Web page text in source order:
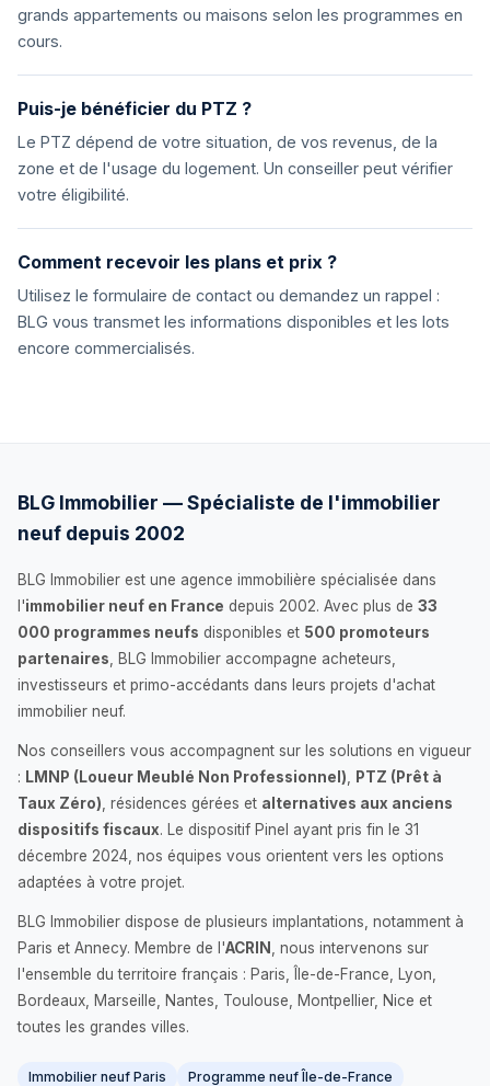
grands appartements ou maisons selon les programmes en
cours.
Puis-je bénéficier du PTZ ?
Le PTZ dépend de votre situation, de vos revenus, de la
zone et de l'usage du logement. Un conseiller peut vérifier
votre éligibilité.
Comment recevoir les plans et prix ?
Utilisez le formulaire de contact ou demandez un rappel :
BLG vous transmet les informations disponibles et les lots
encore commercialisés.
BLG Immobilier — Spécialiste de l'immobilier
neuf depuis 2002
BLG Immobilier est une agence immobilière spécialisée dans
l'immobilier neuf en France depuis 2002. Avec plus de 33
000 programmes neufs disponibles et 500 promoteurs
partenaires , BLG Immobilier accompagne acheteurs,
investisseurs et primo-accédants dans leurs projets d'achat
immobilier neuf.
Nos conseillers vous accompagnent sur les solutions en vigueur
: LMNP (Loueur Meublé Non Professionnel)
PTZ (Prêt à
Taux Zéro) , résidences gérées et alternatives aux anciens
dispositifs fiscaux. Le dispositif Pinel ayant pris fin le 31
décembre 2024, nos équipes vous orientent vers les options
adaptées à votre projet.
BLG Immobilier dispose de plusieurs implantations, notamment à
Paris et Annecy. Membre de l'ACRIN
, nous intervenons sur
l'ensemble du territoire français : Paris, Île-de-France, Lyon,
Bordeaux, Marseille, Nantes, Toulouse, Montpellier, Nice et
toutes les grandes villes.
Immobilier neuf Paris
Programme neuf Île-de-France